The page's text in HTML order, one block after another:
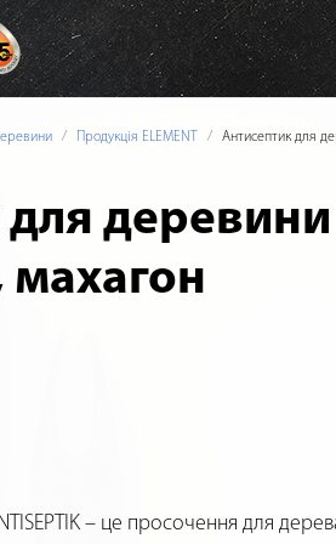
Продукція ELEMENT Антисептик для
деревини
махагон
– це просочення для